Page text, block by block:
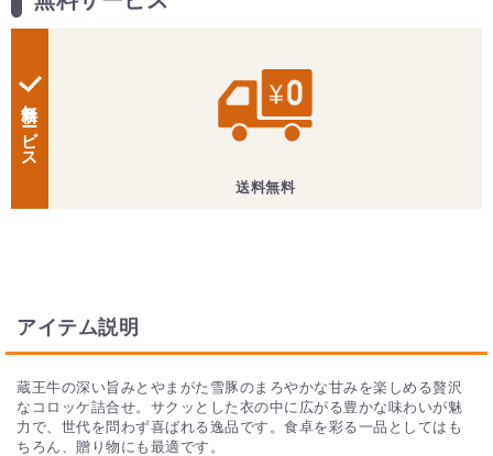
無料サービス
送料無料
アイテム説明
蔵王牛の深い旨みとやまがた雪豚のまろやかな甘みを楽しめる贅沢
なコロッケ詰合せ。サクッとした衣の中に広がる豊かな味わいが魅
力で、世代を問わず喜ばれる逸品です。食卓を彩る一品としてはも
ちろん、贈り物にも最適です。